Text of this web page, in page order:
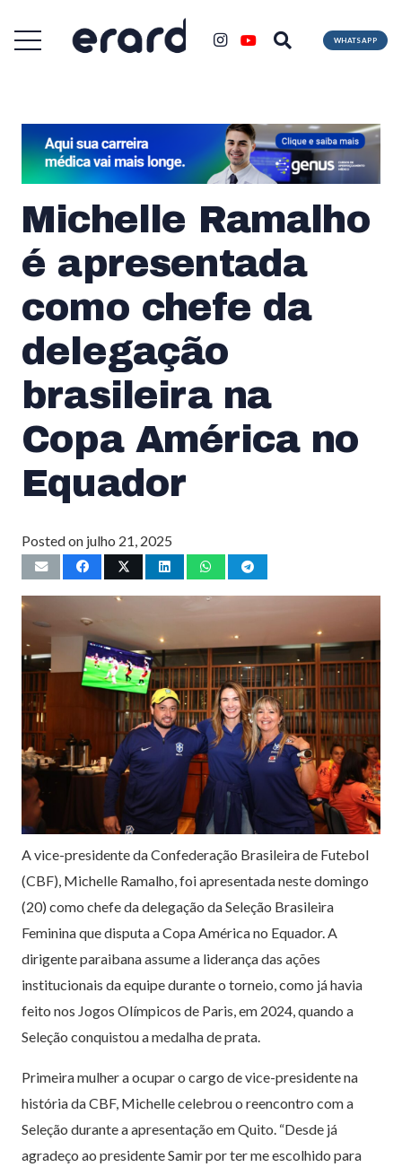
WHATSAPP
Michelle Ramalho
é apresentada
como chefe da
delegação
brasileira na
Copa América no
Equador
Posted on julho 21, 2025
A vice-presidente da Confederação Brasileira de Futebol
(CBF), Michelle Ramalho, foi apresentada neste domingo
(20) como chefe da delegação da Seleção Brasileira
Feminina que disputa a Copa América no Equador. A
dirigente paraibana assume a liderança das ações
institucionais da equipe durante o torneio, como já havia
feito nos Jogos Olímpicos de Paris, em 2024, quando a
Seleção conquistou a medalha de prata.
Primeira mulher a ocupar o cargo de vice-presidente na
história da CBF, Michelle celebrou o reencontro com a
Seleção durante a apresentação em Quito. “Desde já
agradeço ao presidente Samir por ter me escolhido para